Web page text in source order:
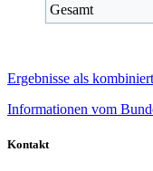
Gesamt
Ergebnisse als
Informationen vom
Kontakt